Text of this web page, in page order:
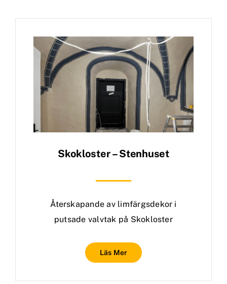
Skokloster – Stenhuset
Återskapande av limfärgsdekor i
putsade valvtak på Skokloster
Läs Mer